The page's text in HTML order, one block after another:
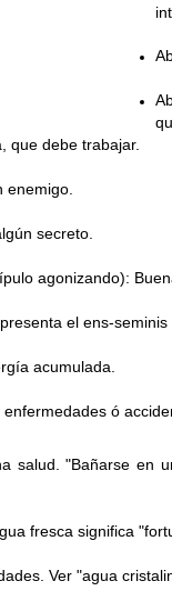
que debe trabajar.
enemigo.
secreto.
agonizando):
el ens-
acumulada.
ó
salud. "Bañarse en
fresca significa
Ver "agua